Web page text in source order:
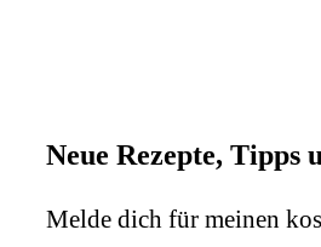
Neue Rezepte, Tipps
Melde dich für meinen